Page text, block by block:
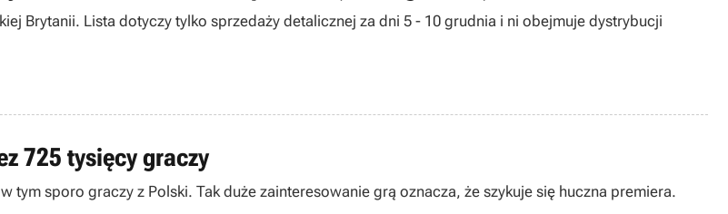
Brytanii. Lista dotyczy tylko sprzedaży detalicznej za dni 5 - 10 grudnia i ni obejmuje dystrybucji
725 tysięcy graczy
tym sporo graczy z Polski. Tak duże zainteresowanie grą oznacza, że szykuje się huczna premiera.